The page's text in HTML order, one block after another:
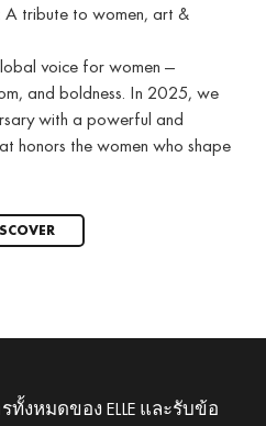
A tribute to women, art &
voice for women —
and boldness. In 2025, we
with a powerful and
honors the women who shape
งหมดของ ELLE และรับข้อ